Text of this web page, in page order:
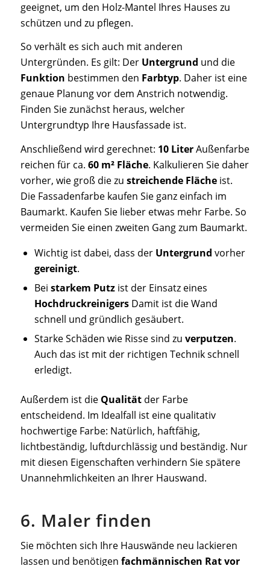
geeignet, um den Holz-Mantel Ihres Hauses zu
schützen und zu pflegen.
So verhält es sich auch mit anderen
Untergründen. Es gilt: Der Untergrund und die
Funktion bestimmen den Farbtyp. Daher ist eine
genaue Planung vor dem Anstrich notwendig.
Finden Sie zunächst heraus, welcher
Untergrundtyp Ihre Hausfassade ist.
Anschließend wird gerechnet: 10 LiterAußenfarbe
reichen für ca. 60 m²Fläche. Kalkulieren Sie daher
vorher, wie groß die zu streichende Flächeist.
Die Fassadenfarbe kaufen Sie ganz einfach im
Baumarkt. Kaufen Sie lieber etwas mehr Farbe. So
vermeiden Sie einen zweiten Gang zum Baumarkt.
Wichtig ist dabei, dass der Untergrund vorher
gereinigt.
Bei starkem Putzist der Einsatz eines
HochdruckreinigersDamit ist die Wand
schnell und gründlich gesäubert.
Starke Schäden wie Risse sind zu verputzen.
Auch das ist mit der richtigen Technik schnell
erledigt.
Außerdem ist die Qualitätder Farbe
entscheidend. Im Idealfall ist eine qualitativ
hochwertige Farbe: Natürlich, haftfähig,
lichtbeständig, luftdurchlässig und beständig. Nur
mit diesen Eigenschaften verhindern Sie spätere
Unannehmlichkeiten an Ihrer Hauswand.
6. Maler finden
Sie möchten sich Ihre Hauswände neu lackieren
lassen und benötigen fachmännischen Rat vor